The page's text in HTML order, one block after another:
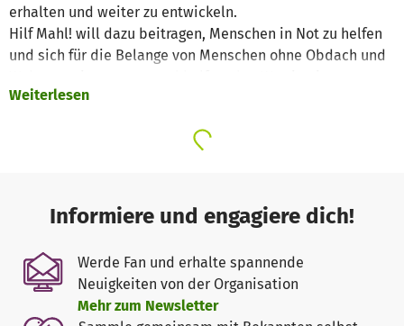
erhalten und weiter zu entwickeln.
Hilf Mahl! will dazu beitragen, Menschen in Not zu helfen
und sich für die Belange von Menschen ohne Obdach und
würdevolles Leben zu erleichtern.
Hilf Mahl! ist ein „Crowd Support Projekt“, bei dem
Spicery, Les Deux, Guido am Dom, Freisinger Hof, Das
Herzog, Bapas, Hoiz, Huber, Salzkruste, The Grill, Tian,
Victorian House, Max Pett und andere.
Mit Hilfe von weiteren privaten Spenden konnten in den
letzten 4 Hilf Mahl! Saisonen (immer von November bis
Februar) insgesamt 203.115€ gesammelt werden.
Weiterlesen
Informiere und engagiere dich!
Werde Fan und erhalte spannende
Neuigkeiten von der Organisation
Mehr zum Newsletter